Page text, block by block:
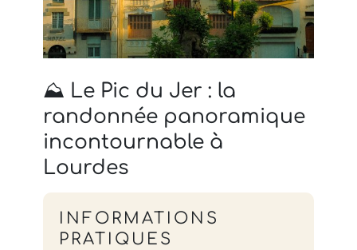
⛰️ Le Pic du Jer : la
randonnée panoramique
incontournable à
Lourdes
INFORMATIONS
PRATIQUES